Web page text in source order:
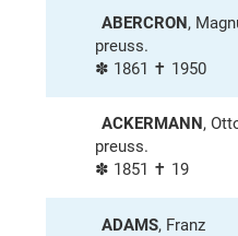
ABERCRON,
preuss.
✽ 1861 ✝ 1950
ACKERMANN ,
preuss.
✽ 1851 ✝ 19
ADAMS, Franz